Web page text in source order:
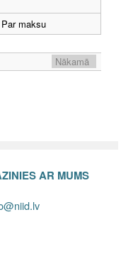
Par maksu
Nākamā
AR MUMS